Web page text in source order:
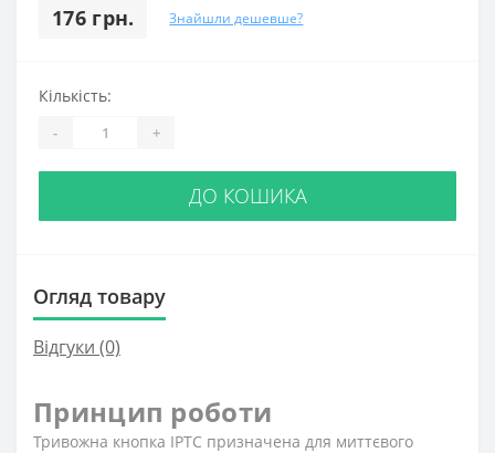
176 грн. Знайшли дешевше?
Кількість:
- +
ДО КОШИКА
Огляд товару
Відгуки (0)
Принцип роботи
Тривожна кнопка ІРТС призначена для миттєвого